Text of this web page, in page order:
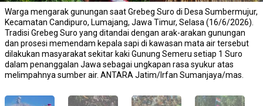
Warga mengarak gunungan saat Grebeg Suro di Desa Sumbermujur,
Kecamatan Candipuro, Lumajang, Jawa Timur, Selasa (16/6/2026).
Tradisi Grebeg Suro yang ditandai dengan arak-arakan gunungan
dan prosesi memendam kepala sapi di kawasan mata air tersebut
dilakukan masyarakat sekitar kaki Gunung Semeru setiap 1 Suro
dalam penanggalan Jawa sebagai ungkapan rasa syukur atas
melimpahnya sumber air. ANTARA Jatim/Irfan Sumanjaya/mas.